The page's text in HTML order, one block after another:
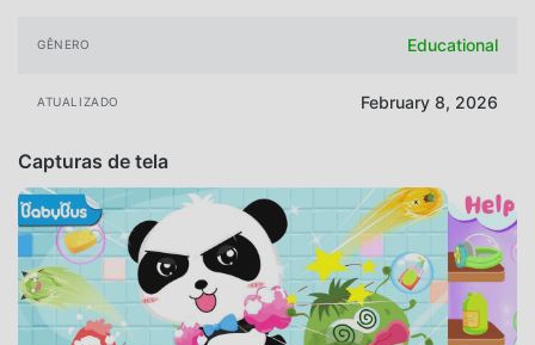
GÊNERO Educational
ATUALIZADO February 8, 2026
Capturas de tela